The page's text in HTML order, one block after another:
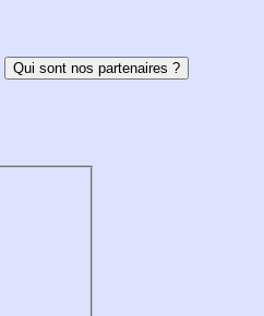
Qui sont nos partenaires ?